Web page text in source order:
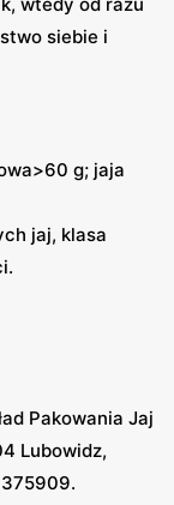
siebie i
g; jaja
jaj, klasa
Pakowania Jaj
Lubowidz,